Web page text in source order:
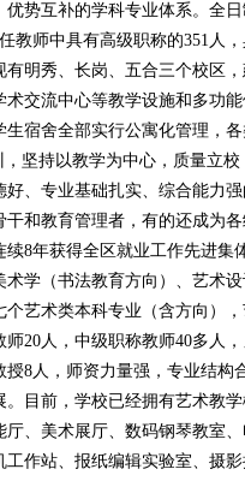
势互补的学科专业体系。全
教师中具有高级职称的351人
明秀、长岗、五合三个校区
交流中心等教学设施和多功
宿舍全部实行公寓化管理，
坚持以教学为中心，质量立
、专业基础扎实、综合能力
和教育管理者，有的还成为
8年获得全区就业工作先进集
学（书法教育方向）、艺术
艺术类本科专业（含方向）
20人，中级职称教师40多人
8人，师资力量强，专业结构
目前，学校已经拥有艺术教
、美术展厅、数码钢琴教室
作站、报纸编辑实验室、摄